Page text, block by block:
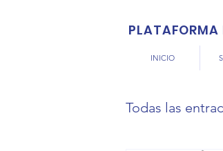
PLATAFORMA
INICIO
Todas las